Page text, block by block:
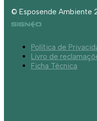
© Esposende Ambiente
Política de
Livro de
Ficha Técnica